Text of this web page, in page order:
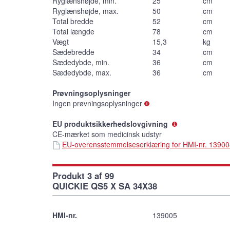
Ryglænshøjde, max.
50
cm
Total bredde
52
cm
Total længde
78
cm
Vægt
15,3
kg
Sædebredde
34
cm
Sædedybde, min.
36
cm
Sædedybde, max.
36
cm
Prøvningsoplysninger
Ingen prøvningsoplysninger
EU produktsikkerhedslovgivning
CE-mærket som medicinsk udstyr
EU-overensstemmelseserklæring for HMI-nr.
Produkt 3 af 99
QUICKIE QS5 X SA 34X38
HMI-nr. 139005